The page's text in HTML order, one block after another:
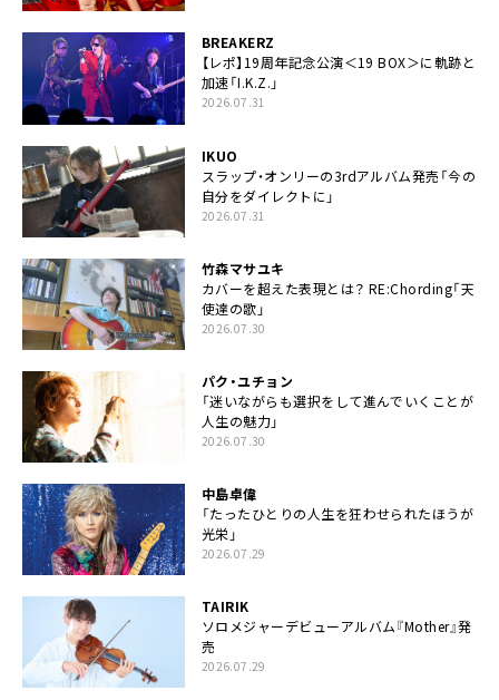
BREAKERZ
【レポ】19周年記念公演＜19 BOX＞に軌跡と
加速「I.K.Z.」
2026.07.31
IKUO
スラップ・オンリーの3rdアルバム発売「今の
自分をダイレクトに」
2026.07.31
竹森マサユキ
カバーを超えた表現とは？ RE:Chording「天
使達の歌」
2026.07.30
パク・ユチョン
「迷いながらも選択をして進んでいくことが
人生の魅力」
2026.07.30
中島卓偉
「たったひとりの人生を狂わせられたほうが
光栄」
2026.07.29
TAIRIK
ソロメジャーデビューアルバム『Mother』発
売
2026.07.29